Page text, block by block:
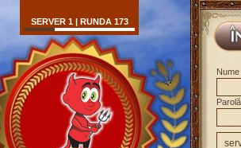
SERVER 1 | RUNDA 173